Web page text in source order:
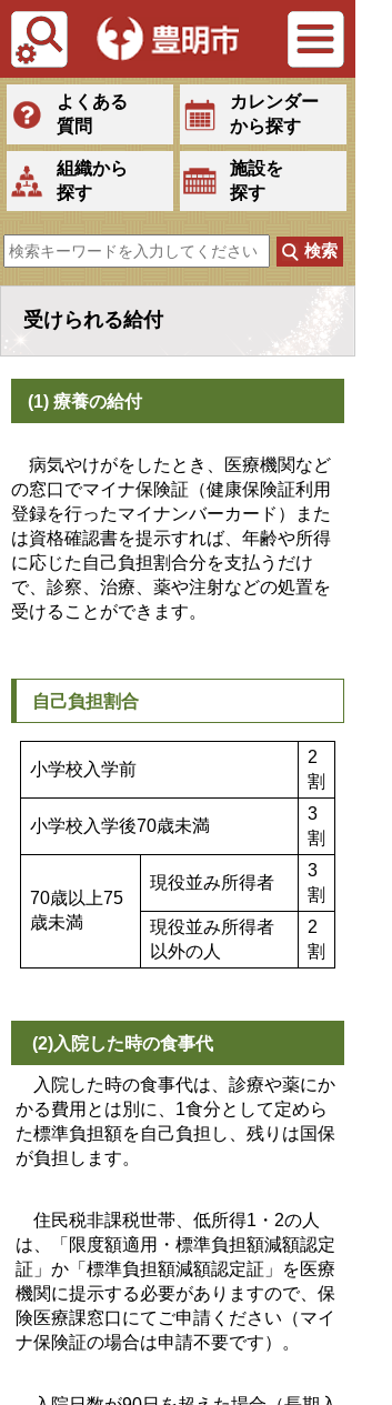
Tiếng Việt
よくある
質問
カレンダー
から探す
組織から
探す
施設を
探す
受けられる給付
(1) 療養の給付
病気やけがをしたとき、医療機関など
の窓口でマイナ保険証（健康保険証利用
登録を行ったマイナンバーカード）また
は資格確認書を提示すれば、年齢や所得
に応じた自己負担割合分を支払うだけ
で、診察、治療、薬や注射などの処置を
受けることができます。
自己負担割合
小学校入学前
2
割
小学校入学後70歳未満
3
割
70歳以上75
歳未満
現役並み所得者
3
割
現役並み所得者
以外の人
2
割
(2)入院した時の食事代
入院した時の食事代は、診療や薬にか
かる費用とは別に、1食分として定めら
た標準負担額を自己負担し、残りは国保
が負担します。
住民税非課税世帯、低所得1・2の人
は、「限度額適用・標準負担額減額認定
証」か「標準負担額減額認定証」を医療
機関に提示する必要がありますので、保
険医療課窓口にてご申請ください（マイ
ナ保険証の場合は申請不要です）。